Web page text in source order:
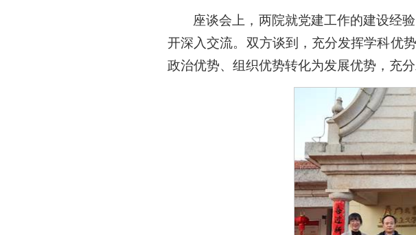
座谈会上，两院就党建工作的建设经
开深入交流。双方谈到，充分发挥学科优
政治优势、组织优势转化为发展优势，充